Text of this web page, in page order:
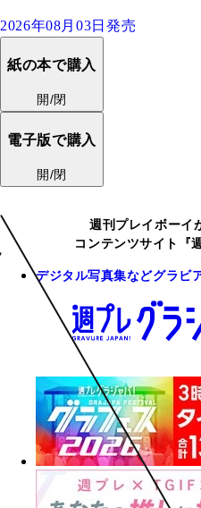
2026年08月03日発売
紙の本で購入
開/閉
電子版で購入
開/閉
週刊プレイボーイ
コンテンツサイト『
デジタル写真集などグラビ